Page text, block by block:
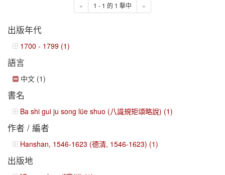
« 1 - 1 的 1 擊中 »
出版年代
1700 - 1799 (1)
語言
中文 (1)
書名
Ba shi gui ju song lüe shuo (八識規矩頌略說) (1)
作者 / 編者
Hanshan, 1546-1623 (德清, 1546-1623) (1)
出版地